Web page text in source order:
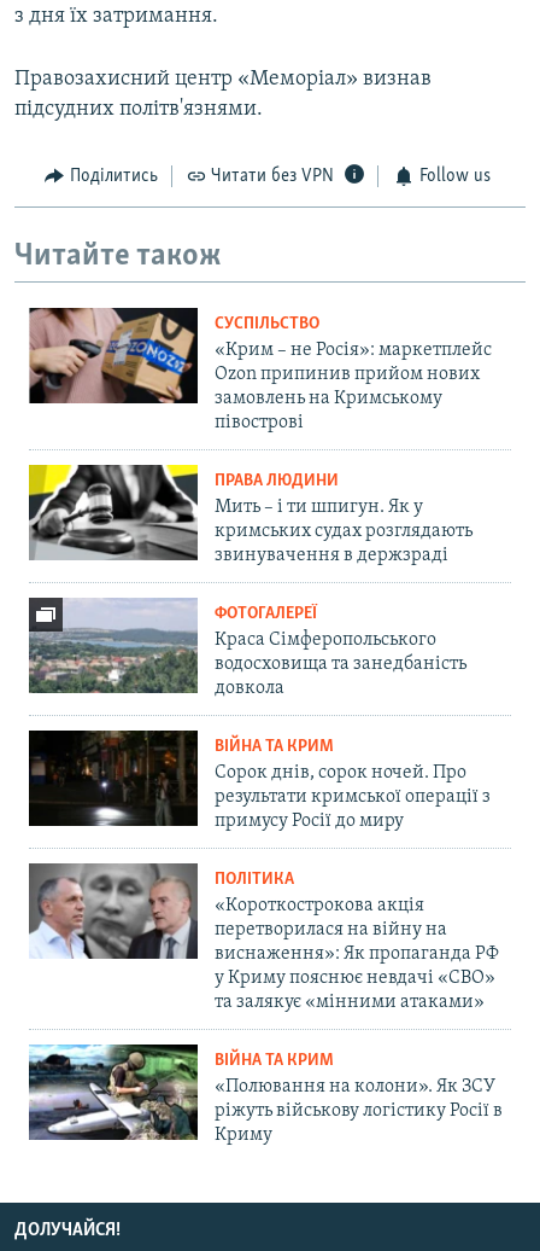
з дня їх затримання.
Правозахисний центр «Меморіал» визнав
підсудних політв'язнями.
Поділитись Читати без VPN Follow us
Читайте також
СУСПІЛЬСТВО
«Крим – не Росія»: маркетплейс
Ozon припинив прийом нових
замовлень на Кримському
півострові
ПРАВА ЛЮДИНИ
Мить – і ти шпигун. Як у
кримських судах розглядають
звинувачення в держзраді
ФОТОГАЛЕРЕЇ
Краса Сімферопольського
водосховища та занедбаність
довкола
ВІЙНА ТА КРИМ
Сорок днів, сорок ночей. Про
результати кримської операції з
примусу Росії до миру
ПОЛІТИКА
«Короткострокова акція
перетворилася на війну на
виснаження»: Як пропаганда РФ
у Криму пояснює невдачі «СВО»
та залякує «мінними атаками»
ВІЙНА ТА КРИМ
«Полювання на колони». Як ЗСУ
ріжуть військову логістику Росії в
Криму
ДОЛУЧАЙСЯ!